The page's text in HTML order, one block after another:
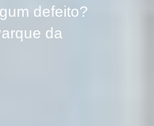
defeito?
da